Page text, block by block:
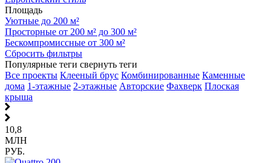
Площадь
Уютные до 200 м²
Просторные от 200 м² до 300 м²
Бескомпромиссные от 300 м²
Сбросить фильтры
Популярные теги свернуть теги
Все проекты Клееный брус Комбинированные Каменные
дома 1-этажные 2-этажные Авторские Фахверк Плоская
крыша
10,8
МЛН
РУБ.